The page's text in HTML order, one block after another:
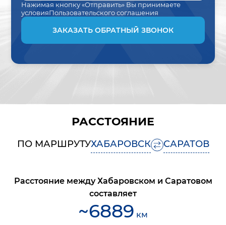
Нажимая кнопку «Отправить» Вы принимаете
условияПользовательского соглашения
ЗАКАЗАТЬ ОБРАТНЫЙ ЗВОНОК
РАССТОЯНИЕ
ПО МАРШРУТУХАБАРОВСК САРАТОВ
Расстояние междуХабаровском и Саратовом
составляет
~6889 км